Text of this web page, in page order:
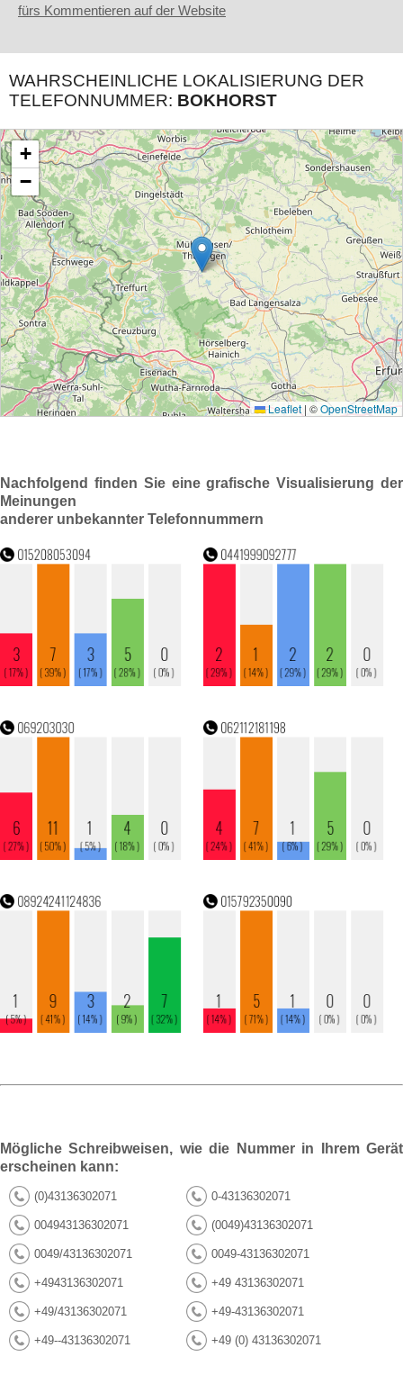
fürs Kommentieren auf der Website
WAHRSCHEINLICHE LOKALISIERUNG DER
TELEFONNUMMER: BOKHORST
Nachfolgend finden Sie eine grafische Visualisierung der
Meinungen
anderer unbekannter Telefonnummern
Mögliche Schreibweisen, wie die Nummer in Ihrem Gerät
erscheinen kann:
(0)43136302071 0-43136302071
004943136302071 (0049)43136302071
0049/43136302071 0049-43136302071
+4943136302071 +49 43136302071
+49/43136302071 +49-43136302071
+49--43136302071 +49 (0) 43136302071